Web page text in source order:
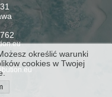
określić warunki
cookies w Twojej